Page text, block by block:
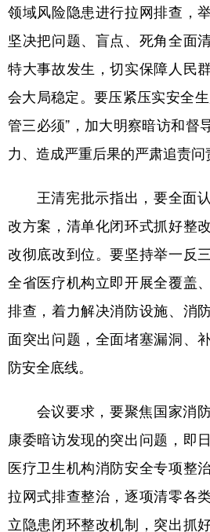
地方频道
辽宁 吉林
浙江 安徽
广东 广西
四川 贵州
陕西 甘肃
新疆 内蒙古
多语种频道
English Español
Русский язык
Deutsch Português
领域风险隐患进行拉网排查，
坚决把问题、盲点、死角全面
特大事故发生，切实保障人民
会大局稳定。要压紧压实安全
管三必须”，加大明察暗访和督
力、造成严重后果的严肃追责问
王清宪批示指出，要全面
改方案，清单化闭环式抓好整
改彻底改到位。要坚持举一反
全省医疗机构立即开展全覆盖
排查，着力解决消防设施、消
面突出问题，全面堵塞漏洞、
防安全底线。
会议要求，要聚焦国家消
康委暗访发现的突出问题，即
医疗卫生机构消防安全专项整
拉网式排查整治，逐项清零各
立隐患闭环整改机制，突出抓